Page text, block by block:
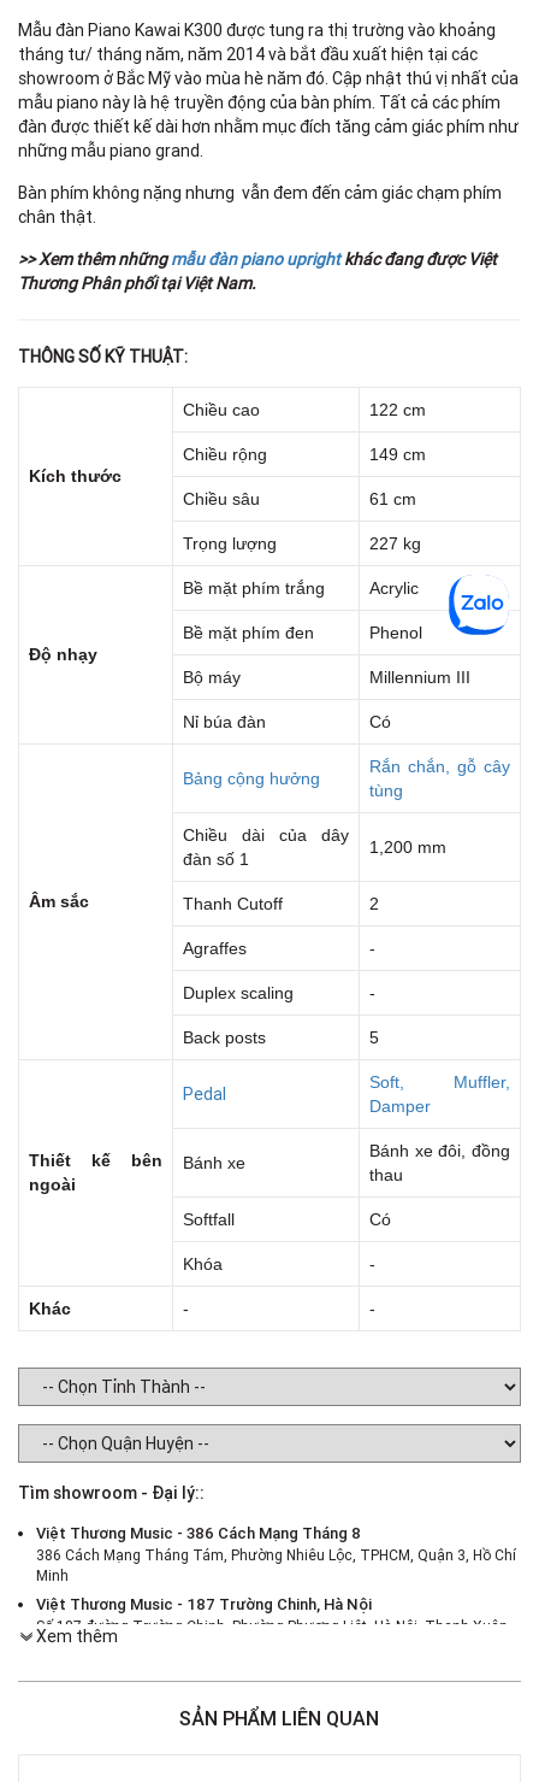
Mẫu đàn Piano Kawai K300 được tung ra thị trường vào khoảng
tháng tư/ tháng năm, năm 2014 và bắt đầu xuất hiện tại các
showroom ở Bắc Mỹ vào mùa hè năm đó. Cập nhật thú vị nhất của
mẫu piano này là hệ truyền động của bàn phím. Tất cả các phím
đàn được thiết kế dài hơn nhằm mục đích tăng cảm giác phím như
những mẫu piano grand.
Bàn phím không nặng nhưng vẫn đem đến cảm giác chạm phím
chân thật.
>> Xem thêm nhữngmẫu đàn piano uprightkhác đang được Việt
Thương Phân phối tại Việt Nam.
THÔNG SỐ KỸ THUẬT:
Kích thước
Chiều cao 122 cm
Chiều rộng 149 cm
Chiều sâu 61 cm
Trọng lượng 227 kg
Độ nhạy
Bề mặt phím trắng Acrylic
Bề mặt phím đen Phenol
Bộ máy Millennium III
Nỉ búa đàn Có
Âm sắc
Bảng cộng hưởng
Rắn chắn, gỗ cây
tùng
Chiều dài của dây
đàn số 1
1,200 mm
Thanh Cutoff 2
Agraffes -
Duplex scaling -
Back posts 5
Thiết kế bên
ngoài
Pedal
Soft, Muffler,
Damper
Bánh xe
Bánh xe đôi, đồng
thau
Softfall Có
Khóa -
Khác - -
Tìm showroom - Đại lý::
Việt Thương Music - 386 Cách Mạng Tháng 8
386 Cách Mạng Tháng Tám, Phường Nhiêu Lộc, TPHCM, Quận 3, Hồ Chí
Minh
Việt Thương Music - 187 Trường Chinh, Hà Nội
Số 187 đường Trường Chinh, Phường Phương Liệt, Hà Nội, Thanh Xuân ,
Hà Nội
Việt Thương Music - Crescent Mall
Xem thêm
SẢN PHẨM LIÊN QUAN